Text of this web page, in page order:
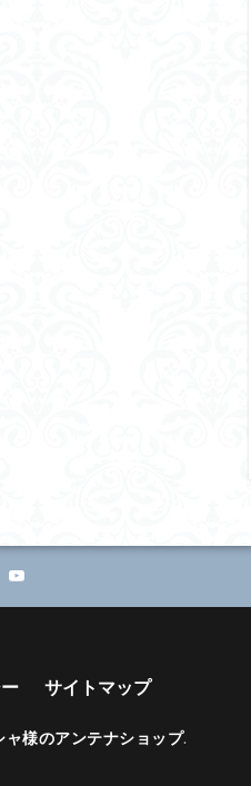
サイトマップ
ャ様のアンテナショップ.